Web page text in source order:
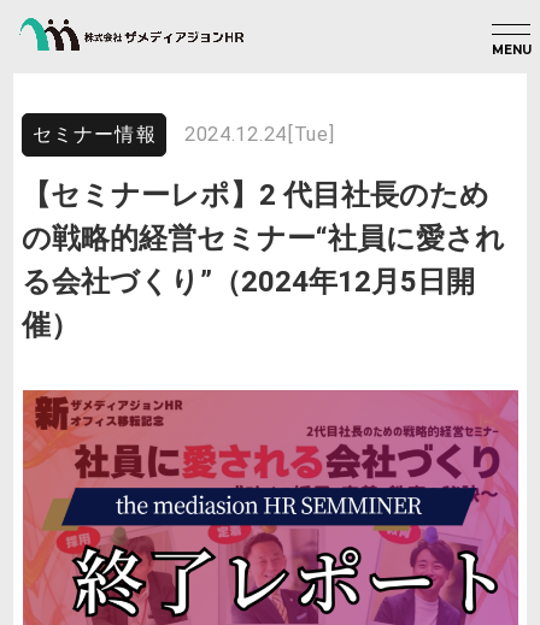
MENU
セミナー情報 2024.12.24[Tue]
【セミナーレポ】2 代目社長のため
の戦略的経営セミナー“社員に愛され
る会社づくり”（2024年12月5日開
催）